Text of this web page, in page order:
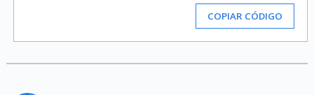
COPIAR CÓDIGO